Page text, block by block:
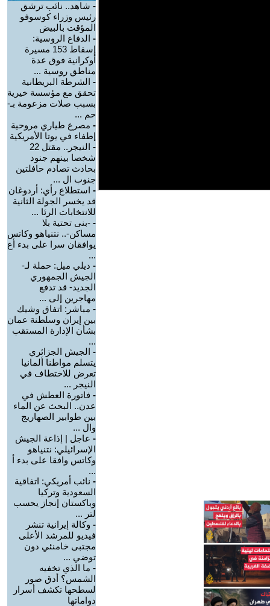
- شاهد.. نائب ترشق
رئيس وزراء كوسوفو
المؤقت بالبيض
- الدفاع الروسية:
إسقاط 153 مسيرة
أوكرانية فوق عدة
مناطق روسية ...
- الشرطة البريطانية
تحقق مع مؤسسة خيرية
بسبب صلات مزعومة بـ-
حم ...
- مصرع طياري مروحية
إطفاء في يوتا الأمريكية
-
النيجر.. مقتل 22
شخصا بينهم جنود
بحادث تصادم حافلتين
جنوب ال ...
- استطلاع رأي: أردوغان
قد يخسر الجولة الثانية
للانتخابات الرئا ...
- -بنى تحتية بلا
مساكن-.. نتنياهو وكاتس
يوافقان سرا على بدء أع
...
- ديلي ميل: حملة لـ-
الجيش الجمهوري
الجديد- قد تدفع
مهاجرين إلى ...
- مباشر: اتفاق وشيك
بين إيران وسلطنة عمان
بشأن الإدارة المستقب
...
- الجيش الجزائري
يتسلم مواطنا ألمانيا
تعرض للاختطاف في
النيجر ...
- فاتورة العطش في
عدن.. البحث عن الماء
بين طوابير الصهاريج
وال ...
- عاجل | إذاعة الجيش
الإسرائيلي: نتنياهو
وكاتس وافقا على بدء أ
...
- نائب أمريكي: اتفاقية
السعودية وتركيا
وباكستان إنجاز يحسب
لتر ...
- وكالة إيرانية تنشر
فيديو للمرشد الأعلى
مجتبى خامنئي دون
توضي ...
- ما الذي تخفيه
الشمس؟ أدق صور
لسطحها تكشف أسرار
دواماتها